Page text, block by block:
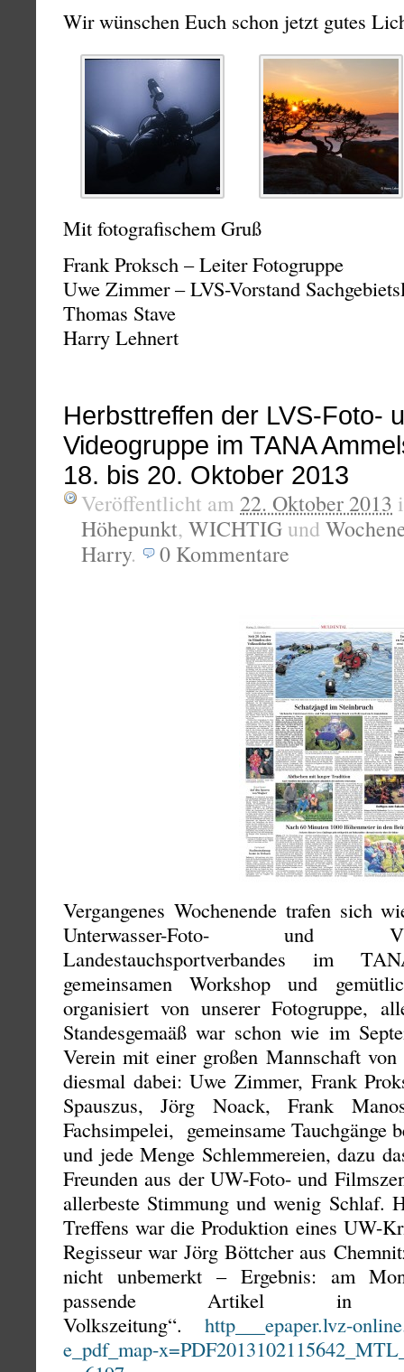
Wir wünschen Euch schon jetzt gutes
Mit fotografischem Gruß
Frank Proksch – Leiter Fotogruppe
Uwe Zimmer – LVS-Vorstand
Thomas Stave
Harry Lehnert
Herbsttreffen der LVS-Foto-
Videogruppe im TANA
18. bis 20. Oktober 2013
Veröffentlicht am 22. Oktober 2013
Höhepunkt, WICHTIG und
Harry. 0 Kommentare
Vergangenes Wochenende trafen sich
Unterwasser-Foto- und
Landestauchsportverbandes im
gemeinsamen Workshop und
organisiert von unserer Fotogruppe,
Standesgemaäß war schon wie im
Verein mit einer großen Mannschaft
diesmal dabei: Uwe Zimmer, Frank
Spauszus, Jörg Noack, Frank
Fachsimpelei, gemeinsame Tauchgänge
und jede Menge Schlemmereien, dazu
Freunden aus der UW-Foto- und
allerbeste Stimmung und wenig Schlaf.
Treffens war die Produktion eines UW-
Regisseur war Jörg Böttcher aus
nicht unbemerkt – Ergebnis: am
passende Artikel in
Volkszeitung“. http___epaper.lvz-
e_pdf_map-